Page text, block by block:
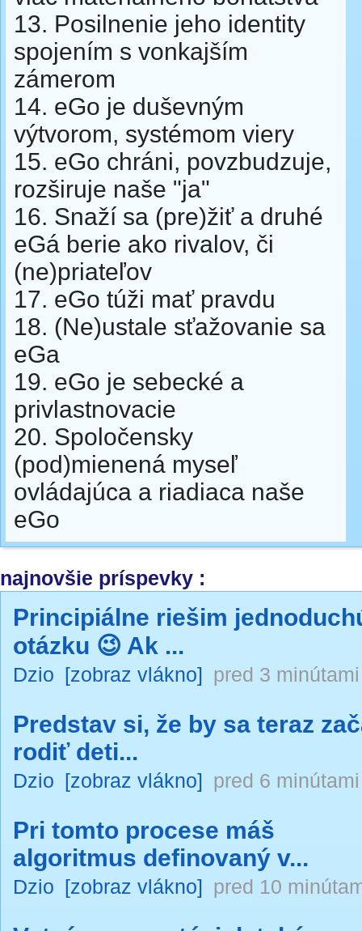
13. Posilnenie jeho identity
spojením s vonkajším
zámerom
14. eGo je duševným
výtvorom, systémom viery
15. eGo chráni, povzbudzuje,
rozširuje naše "ja"
16. Snaží sa (pre)žiť a druhé
eGá berie ako rivalov, či
(ne)priateľov
17. eGo túži mať pravdu
18. (Ne)ustale sťažovanie sa
eGa
19. eGo je sebecké a
privlastnovacie
20. Spoločensky
(pod)mienená myseľ
ovládajúca a riadiaca naše
eGo
najnovšie príspevky :
Principiálne riešim
otázku 😉 Ak ...
Dzio [zobraz vlákno] pred 3 minútami
Predstav si, že by sa teraz
rodiť deti...
Dzio [zobraz vlákno] pred 6 minútami
Pri tomto procese máš
algoritmus definovaný v...
Dzio [zobraz vlákno] pred 10